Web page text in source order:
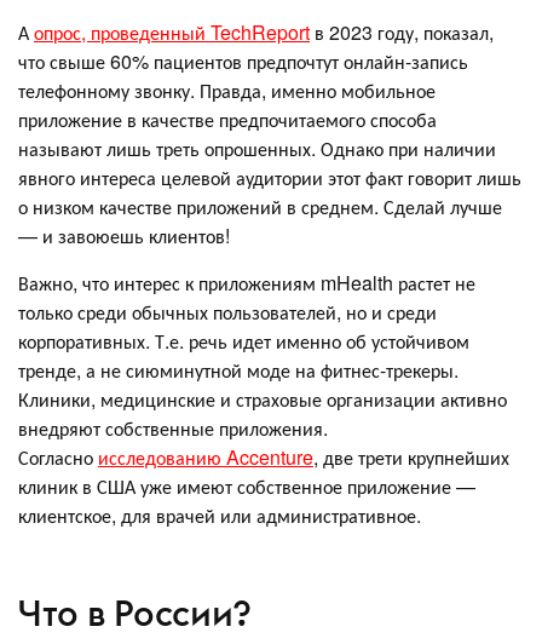
Аопрос, проведенный TechReport в 2023 году, показал,
что свыше 60% пациентов предпочтут онлайн-запись
телефонному звонку. Правда, именно мобильное
приложение в качестве предпочитаемого способа
называют лишь треть опрошенных. Однако при наличии
явного интереса целевой аудитории этот факт говорит лишь
о низком качестве приложений в среднем. Сделай лучше
— и завоюешь клиентов!
Важно, что интерес к приложениям mHealth растет не
только среди обычных пользователей, но и среди
корпоративных. Т.е. речь идет именно об устойчивом
тренде, а не сиюминутной моде на фитнес-трекеры.
Клиники, медицинские и страховые организации активно
внедряют собственные приложения.
Согласно исследованию Accenture, две трети крупнейших
клиник в США уже имеют собственное приложение —
клиентское, для врачей или административное.
Что в России?